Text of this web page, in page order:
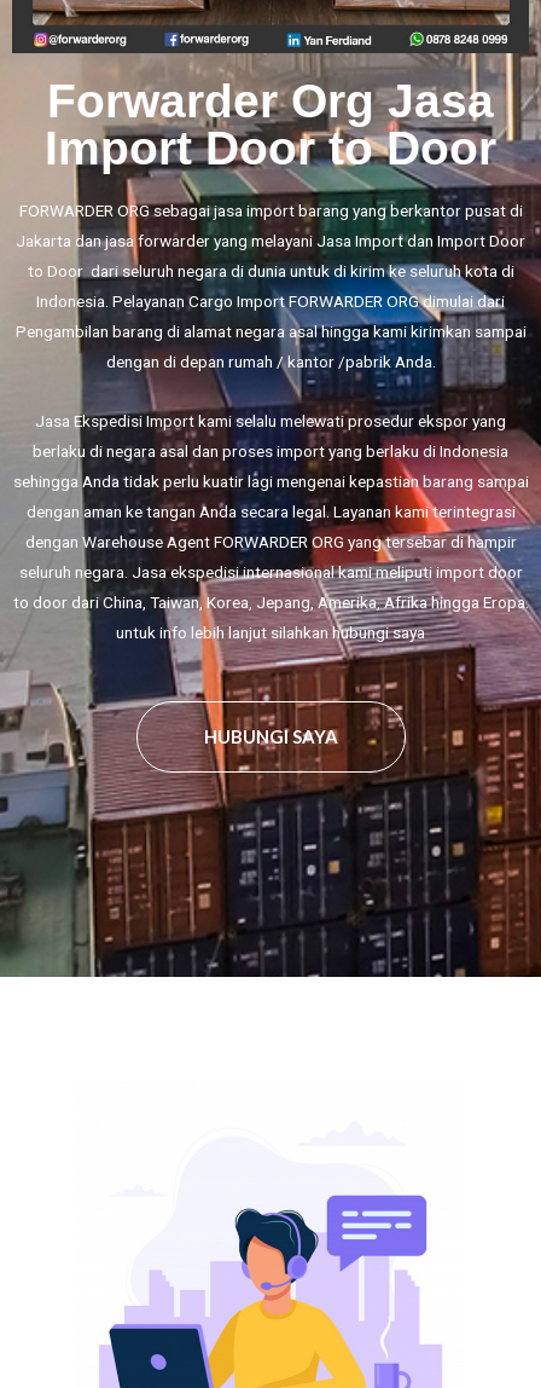
Forwarder Org Jasa
Import Door to Door
FORWARDER ORG sebagai jasa import barang yang berkantor pusat di
Jakarta dan jasa forwarder yang melayaniJasa Importdan Import Door
to Doordari seluruh negara di dunia untuk di kirim ke seluruh kota di
Indonesia. Pelayanan Cargo Import FORWARDER ORG dimulai dari
Pengambilan barang di alamat negara asal hingga kami kirimkan sampai
dengan di depan rumah / kantor /pabrik Anda.
Jasa Ekspedisi Import kami selalu melewati prosedur ekspor yang
berlaku di negara asal dan proses import yang berlaku di Indonesia
sehingga Anda tidak perlu kuatir lagi mengenai kepastian barang sampai
dengan aman ke tangan Anda secara legal. Layanan kami terintegrasi
dengan Warehouse Agent FORWARDER ORG yang tersebar di hampir
seluruh negara. Jasa ekspedisi internasional kami meliputi import door
to door dari China, Taiwan, Korea, Jepang, Amerika, Afrika hingga Eropa.
untuk info lebih lanjut silahkan hubungi saya
HUBUNGI SAYA